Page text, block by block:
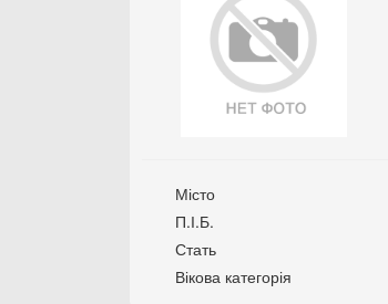
Місто
П.І.Б.
Стать
Вікова категорія